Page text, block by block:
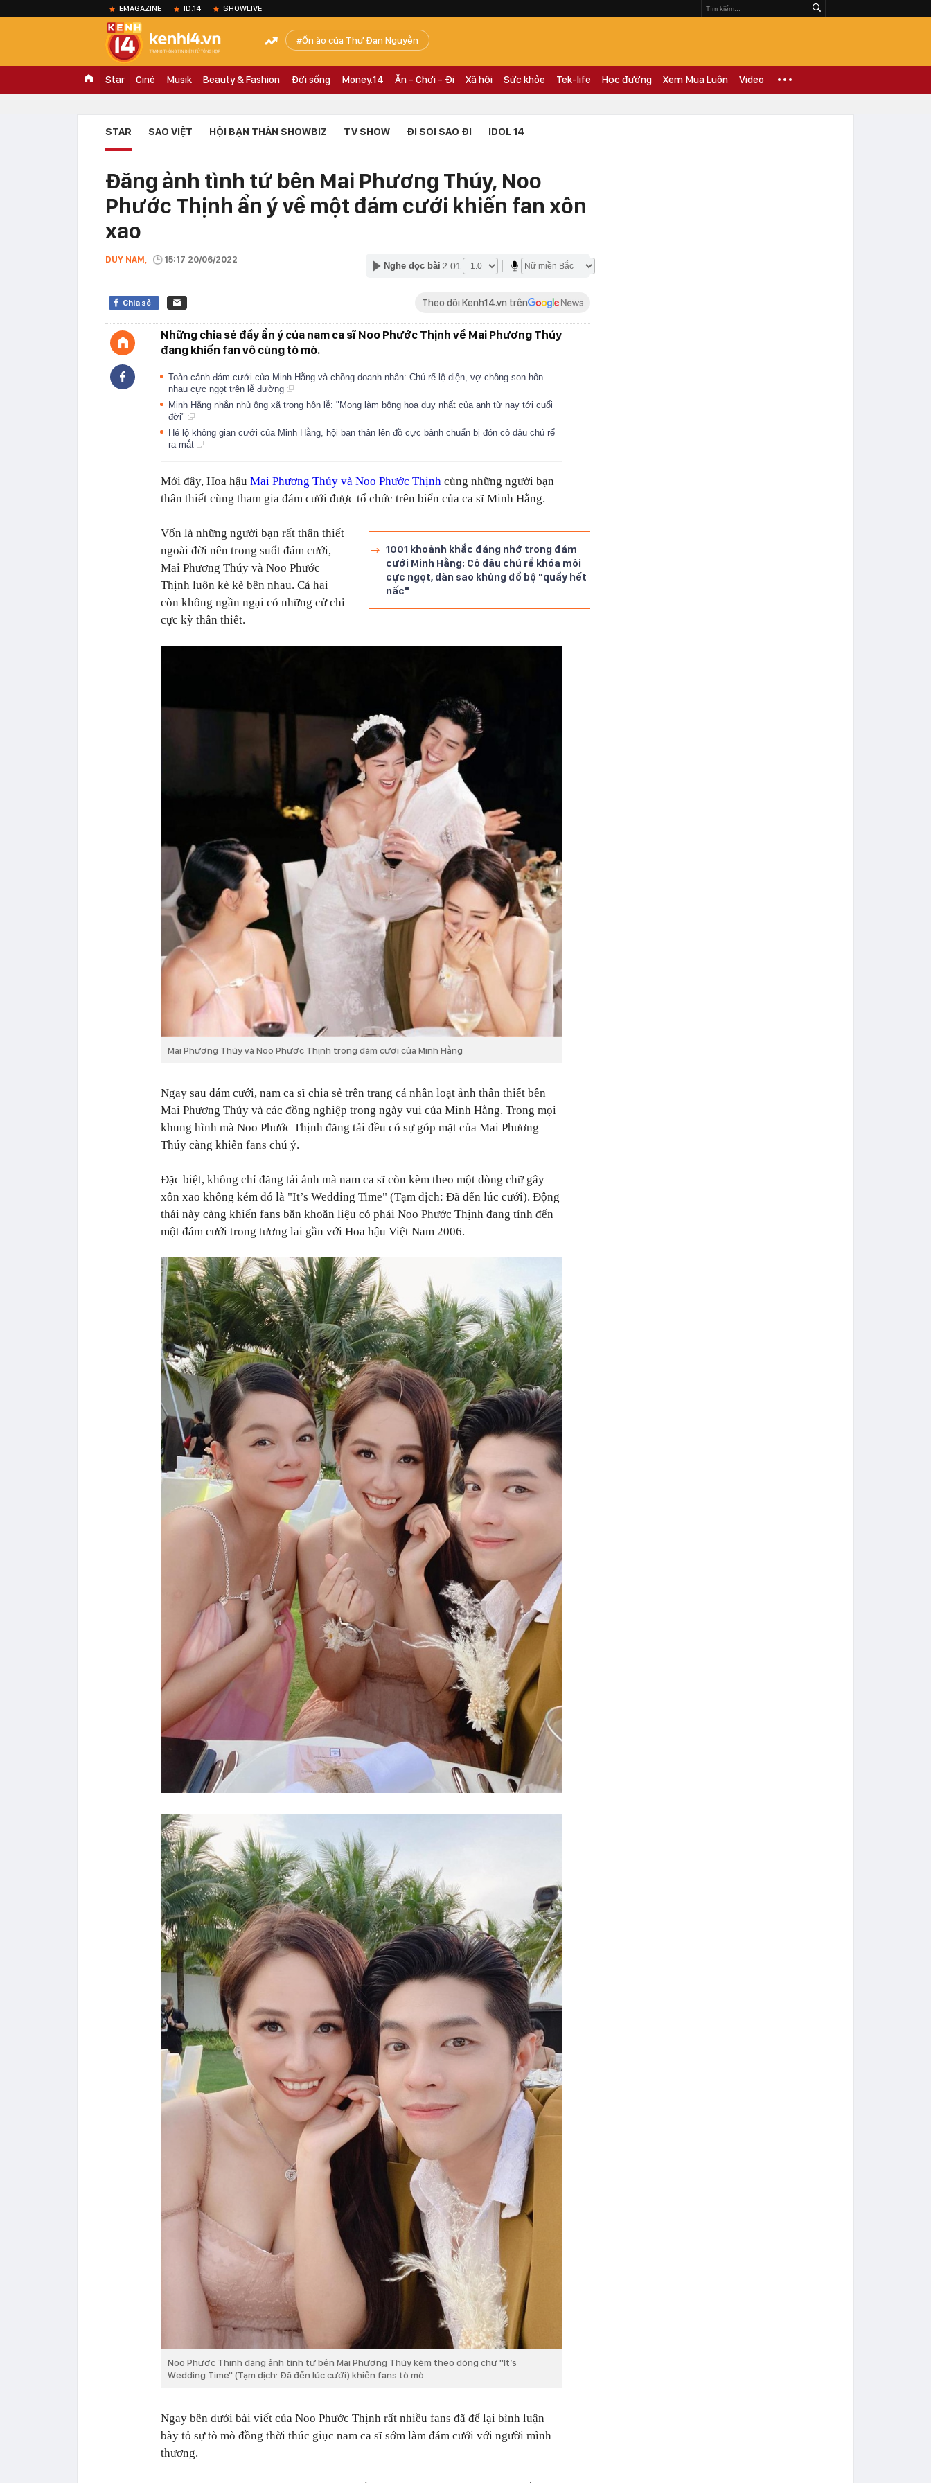
EMAGAZINE ID.14 SHOWLIVE
Ồn ào của Thư Đan Nguyễn
Star Ciné Musik Beauty & Fashion Đời sống Money.14 Ăn - Chơi - Đi Xã hội Sức khỏe Tek-life Học đường Xem Mua Luôn Video
STAR SAO VIỆT HỘI BẠN THÂN SHOWBIZ TV SHOW ĐI SOI SAO ĐI IDOL 14
Đăng ảnh tình tứ bên Mai Phương Thúy, Noo
Phước Thịnh ẩn ý về một đám cưới khiến fan xôn
xao
DUY NAM, 15:17 20/06/2022
Nghe đọc bài 2:01
Chia sẻ Theo dõi Kenh14.vn trên
Những chia sẻ đầy ẩn ý của nam ca sĩ Noo Phước Thịnh về Mai Phương Thúy
đang khiến fan vô cùng tò mò.
Toàn cảnh đám cưới của Minh Hằng và chồng doanh nhân: Chú rể lộ diện, vợ chồng son hôn
nhau cực ngọt trên lễ đường
Minh Hằng nhắn nhủ ông xã trong hôn lễ: "Mong làm bông hoa duy nhất của anh từ nay tới cuối
đời"
Hé lộ không gian cưới của Minh Hằng, hội bạn thân lên đồ cực bảnh chuẩn bị đón cô dâu chú rể
ra mắt
Mới đây, Hoa hậu Mai Phương Thúy và Noo Phước Thịnh cùng những người bạn
thân thiết cùng tham gia đám cưới được tổ chức trên biển của ca sĩ Minh Hằng.
1001 khoảnh khắc đáng nhớ trong đám
cưới Minh Hằng: Cô dâu chú rể khóa môi
cực ngọt, dàn sao khủng đổ bộ "quẩy hết
nấc"
Vốn là những người bạn rất thân thiết
ngoài đời nên trong suốt đám cưới,
Mai Phương Thúy và Noo Phước
Thịnh luôn kè kè bên nhau. Cả hai
còn không ngần ngại có những cử chỉ
cực kỳ thân thiết.
Mai Phương Thúy và Noo Phước Thịnh trong đám cưới của Minh Hằng
Ngay sau đám cưới, nam ca sĩ chia sẻ trên trang cá nhân loạt ảnh thân thiết bên
Mai Phương Thúy và các đồng nghiệp trong ngày vui của Minh Hằng. Trong mọi
khung hình mà Noo Phước Thịnh đăng tải đều có sự góp mặt của Mai Phương
Thúy càng khiến fans chú ý.
Đặc biệt, không chỉ đăng tải ảnh mà nam ca sĩ còn kèm theo một dòng chữ gây
xôn xao không kém đó là "It’s Wedding Time" (Tạm dịch: Đã đến lúc cưới). Động
thái này càng khiến fans băn khoăn liệu có phải Noo Phước Thịnh đang tính đến
một đám cưới trong tương lai gần với Hoa hậu Việt Nam 2006.
Noo Phước Thịnh đăng ảnh tình tứ bên Mai Phương Thúy kèm theo dòng chữ ''It’s
Wedding Time'' (Tạm dịch: Đã đến lúc cưới) khiến fans tò mò
Ngay bên dưới bài viết của Noo Phước Thịnh rất nhiều fans đã để lại bình luận
bày tỏ sự tò mò đồng thời thúc giục nam ca sĩ sớm làm đám cưới với người mình
thương.